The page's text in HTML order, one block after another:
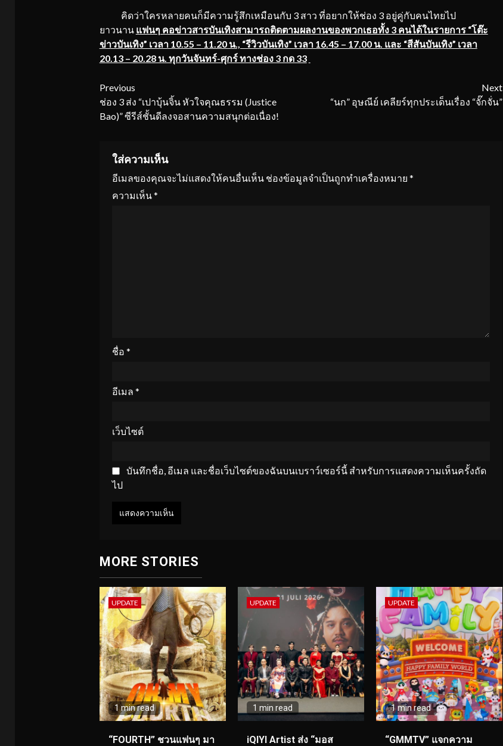
คิดว่าใครหลายคนก็มีความรู้สึกเหมือนกับ 3 สาว ที่อยากให้ช่อง 3 อยู่คู่กับคนไทยไป
ยาวนาน แฟนๆ คอข่าวสารบันเทิงสามารถติดตามผลงานของพวกเธอทั้ง 3 คนได้ในรายการ “โต๊ะ
ข่าวบันเทิง” เวลา 10.55 – 11.20 น., “รีวิวบันเทิง” เวลา 16.45 – 17.00 น. และ “สีสันบันเทิง” เวลา
20.13 – 20.28 น. ทุกวันจันทร์-ศุกร์ ทางช่อง 3 กด 33
Continue
Reading
Previous
ช่อง 3 ส่ง “เปาบุ้นจิ้น หัวใจคุณธรรม (Justice
Bao)” ซีรีส์ชั้นดีลงจอสานความสนุกต่อเนื่อง!
Next
“นก” อุษณีย์ เคลียร์ทุกประเด็นเรื่อง “จั๊กจั่น”
ใส่ความเห็น
อีเมลของคุณจะไม่แสดงให้คนอื่นเห็น ช่องข้อมูลจำเป็นถูกทำเครื่องหมาย *
ความเห็น*
ชื่อ *
อีเมล *
เว็บไซต์
บันทึกชื่อ, อีเมล และชื่อเว็บไซต์ของฉันบนเบราว์เซอร์นี้ สำหรับการแสดงความเห็นครั้งถัด
ไป
MORE STORIES
UPDATE
1 min read
“FOURTH” ชวนแฟนๆ มา
UPDATE
1 min read
iQIYI Artist ส่ง “มอส
UPDATE
1 min read
“GMMTV” แจกความ